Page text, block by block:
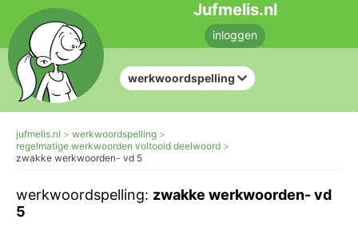
Jufmelis.nl
inloggen
werkwoordspelling
jufmelis.nl
werkwoordspelling
regelmatige werkwoorden voltooid deelwoord
zwakke werkwoorden- vd 5
werkwoordspelling: zwakke werkwoorden- vd
5